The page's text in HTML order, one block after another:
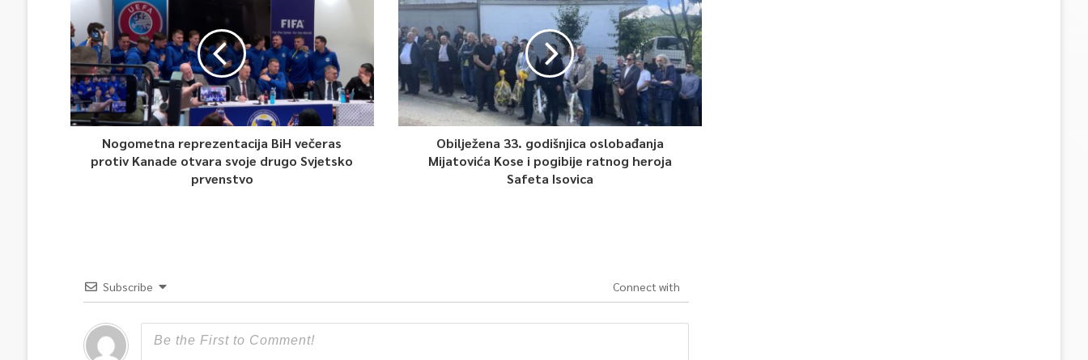
Nogometna reprezentacija BiH večeras
protiv Kanade otvara svoje drugo Svjetsko
prvenstvo
Obilježena 33. godišnjica oslobađanja
Mijatovića Kose i pogibije ratnog heroja
Safeta Isovica
Subscribe Connect with